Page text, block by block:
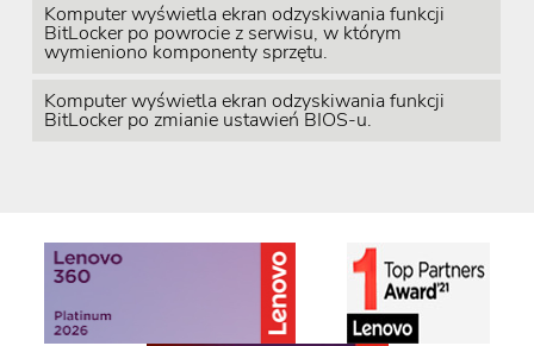
Komputer wyświetla ekran odzyskiwania funkcji
BitLocker po powrocie z serwisu, w którym
wymieniono komponenty sprzętu.
Komputer wyświetla ekran odzyskiwania funkcji
BitLocker po zmianie ustawień BIOS-u.